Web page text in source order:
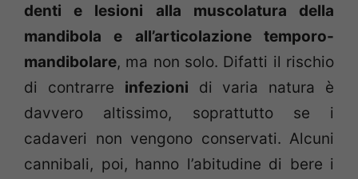
denti e lesioni alla muscolatura della
mandibola e all’articolazione temporo-
mandibolare, ma non solo. Difatti il rischio
di contrarre infezioni di varia natura è
davvero altissimo, soprattutto se i
cadaveri non vengono conservati. Alcuni
cannibali, poi, hanno l’abitudine di bere i